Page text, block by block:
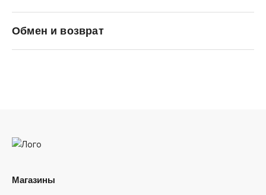
Обмен и возврат
Магазины